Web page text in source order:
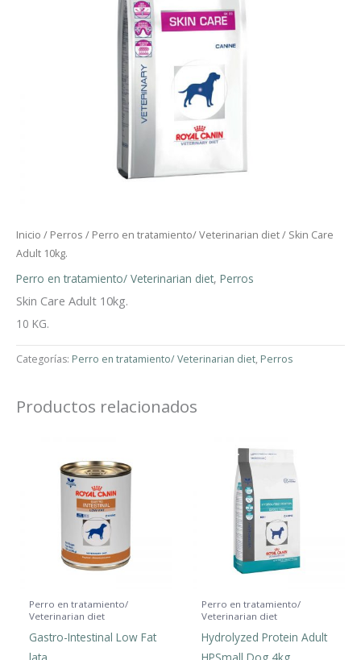
Inicio / Perros / Perro en tratamiento/ Veterinarian diet/ Skin Care
Adult 10kg.
Perro en tratamiento/ Veterinarian diet, Perros
Skin Care Adult 10kg.
10 KG.
Categorías: Perro en tratamiento/ Veterinarian diet, Perros
Productos relacionados
Perro en tratamiento/
Veterinarian diet
Gastro-Intestinal Low Fat
Perro en tratamiento/
Veterinarian diet
Hydrolyzed Protein Adult